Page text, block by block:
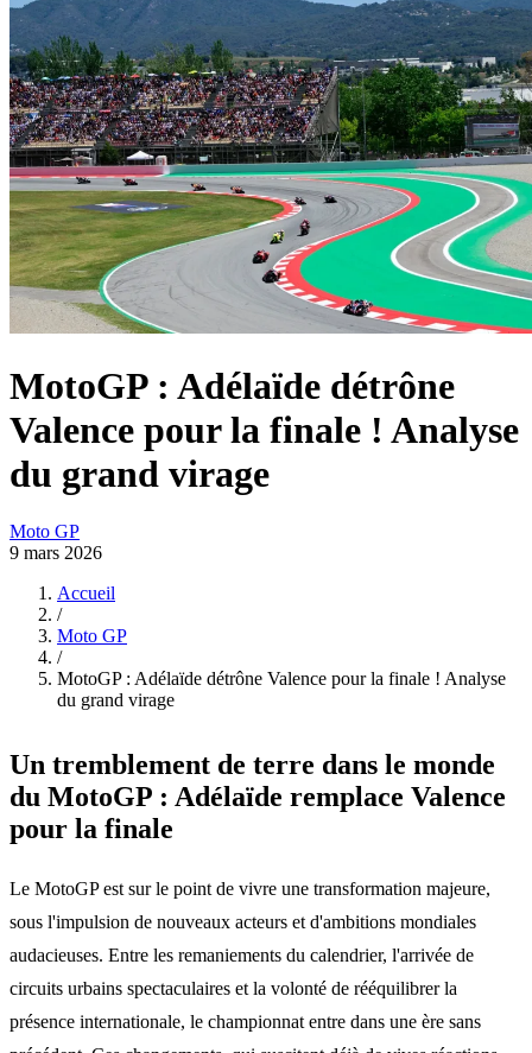
MotoGP : Adélaïde détrône
Valence pour la finale ! Analyse
du grand virage
Moto GP
9 mars 2026
Accueil
/
Moto GP
/
MotoGP : Adélaïde détrône Valence pour la finale ! Analyse
du grand virage
Un tremblement de terre dans le monde
du MotoGP : Adélaïde remplace Valence
pour la finale
Le MotoGP est sur le point de vivre une transformation majeure,
sous l'impulsion de nouveaux acteurs et d'ambitions mondiales
audacieuses. Entre les remaniements du calendrier, l'arrivée de
circuits urbains spectaculaires et la volonté de rééquilibrer la
présence internationale, le championnat entre dans une ère sans